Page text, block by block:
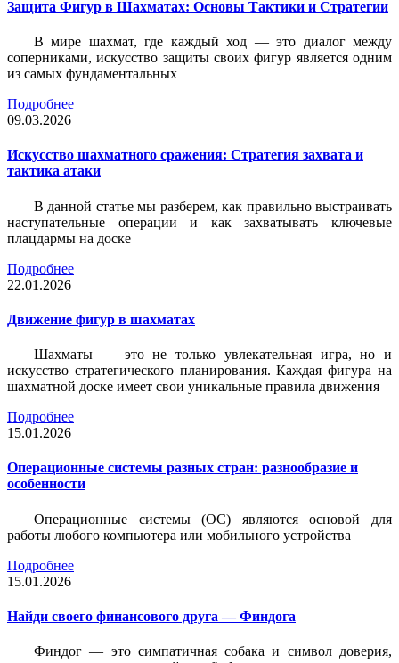
Защита Фигур в Шахматах: Основы Тактики и Стратегии
В мире шахмат, где каждый ход — это диалог между
соперниками, искусство защиты своих фигур является одним
из самых фундаментальных
Подробнее
09.03.2026
Искусство шахматного сражения: Стратегия захвата и
тактика атаки
В данной статье мы разберем, как правильно выстраивать
наступательные операции и как захватывать ключевые
плацдармы на доске
Подробнее
22.01.2026
Движение фигур в шахматах
Шахматы — это не только увлекательная игра, но и
искусство стратегического планирования. Каждая фигура на
шахматной доске имеет свои уникальные правила движения
Подробнее
15.01.2026
Операционные системы разных стран: разнообразие и
особенности
Операционные системы (ОС) являются основой для
работы любого компьютера или мобильного устройства
Подробнее
15.01.2026
Найди своего финансового друга — Финдога
Финдог — это симпатичная собака и символ доверия,